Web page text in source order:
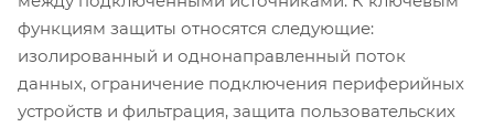
функциям защиты относятся следующие:
изолированный и однонаправленный поток
данных, ограничение подключения периферийных
устройств и фильтрация, защита пользовательских